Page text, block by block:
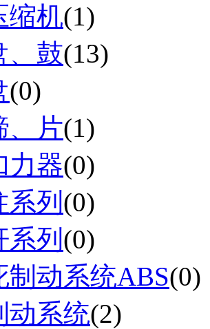
缩机(1)
、鼓(13)
(0)
、片(1)
力器(0)
列 (0)
列 (0)
制动系统ABS(0)
动系统(2)